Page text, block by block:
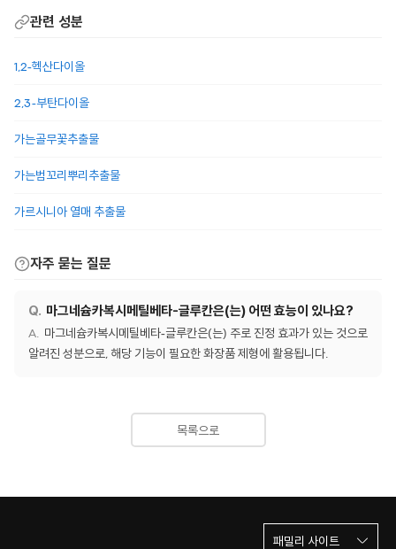
관련 성분
1,2-헥산다이올
2,3-부탄다이올
가는골무꽃추출물
가는범꼬리뿌리추출물
가르시니아 열매 추출물
자주 묻는 질문
마그네슘카복시메틸베타-글루칸은(는) 어떤 효능이 있나요?
마그네슘카복시메틸베타-글루칸은(는) 주로 진정 효과가 있는 것으로
알려진 성분으로, 해당 기능이 필요한 화장품 제형에 활용됩니다.
목록으로
패밀리 사이트